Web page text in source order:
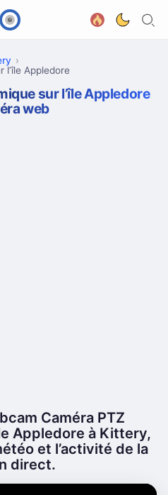
l’île Appledore
sur l’île Appledore
web
Caméra PTZ
Appledore à Kittery,
et l’activité de la
direct.